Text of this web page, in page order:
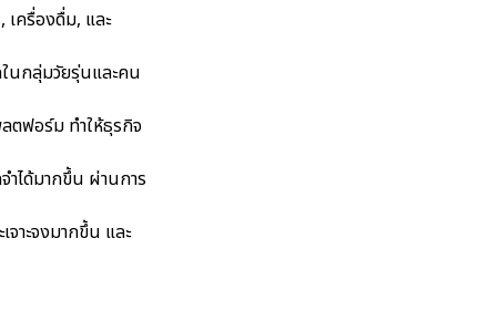
เครื่องดื่ม, และ
นกลุ่มวัยรุ่นและคน
ตฟอร์ม ทำให้ธุรกิจ
ำได้มากขึ้น ผ่านการ
าะจงมากขึ้น และ